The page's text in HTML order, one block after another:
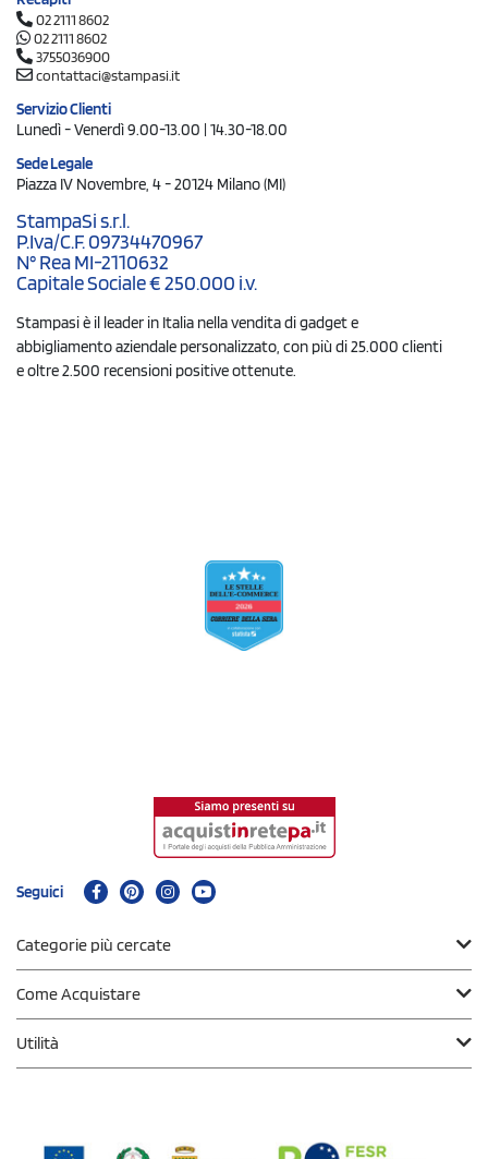
02 2111 8602
02 2111 8602
3755036900
contattaci@stampasi.it
Servizio Clienti
Lunedì - Venerdì 9.00-13.00 | 14.30-18.00
Sede Legale
Piazza IV Novembre, 4 - 20124 Milano (MI)
StampaSi s.r.l.
P.Iva/C.F. 09734470967
N° Rea MI-2110632
Capitale Sociale € 250.000 i.v.
Stampasi è il leader in Italia nella vendita di gadget e
abbigliamento aziendale personalizzato, con più di 25.000 clienti
e oltre 2.500 recensioni positive ottenute.
Seguici
Categorie più cercate
Come Acquistare
Utilità